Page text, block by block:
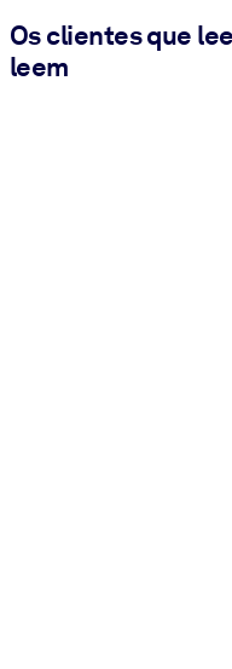
Os clientes que
leem